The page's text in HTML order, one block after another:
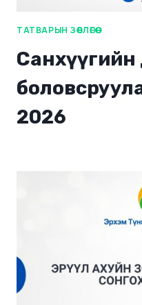
ТАТВАРЫН ЗӨВЛӨГӨӨ
2026